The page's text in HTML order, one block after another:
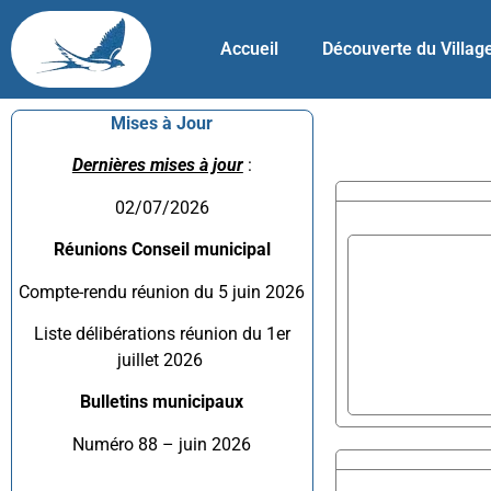
Accueil Découverte du
Mises à Jour
Dernières mises à jour:
02/07/2026
Réunions Conseil municipal
Compte-rendu réunion du 5 juin 2026
Liste délibérations réunion du 1er
juillet 2026
Bulletins municipaux
Numéro 88 – juin 2026